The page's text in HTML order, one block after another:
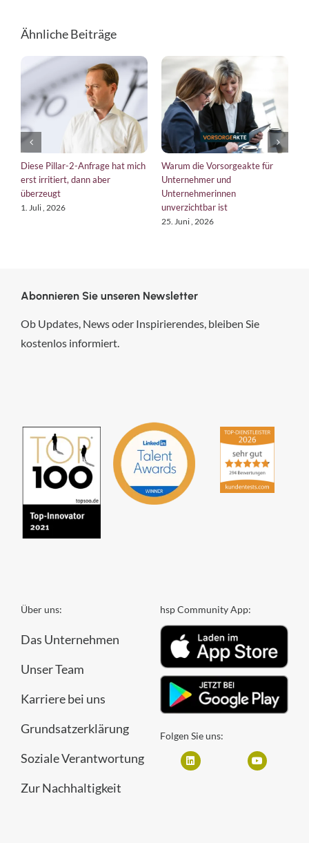
Ähnliche Beiträge
Diese Pillar-2-Anfrage hat mich
erst irritiert, dann aber
überzeugt
1. Juli , 2026
Warum die Vorsorgeakte für
Unternehmer und
Unternehmerinnen
unverzichtbar ist
25. Juni , 2026
Abonnieren Sie unseren Newsletter
Ob Updates, News oder Inspirierendes, bleiben Sie
kostenlos informiert.
Über uns:
Das Unternehmen
Unser Team
Karriere bei uns
Grundsatzerklärung
Soziale Verantwortung
Zur Nachhaltigkeit
hsp Community App:
Folgen Sie uns: